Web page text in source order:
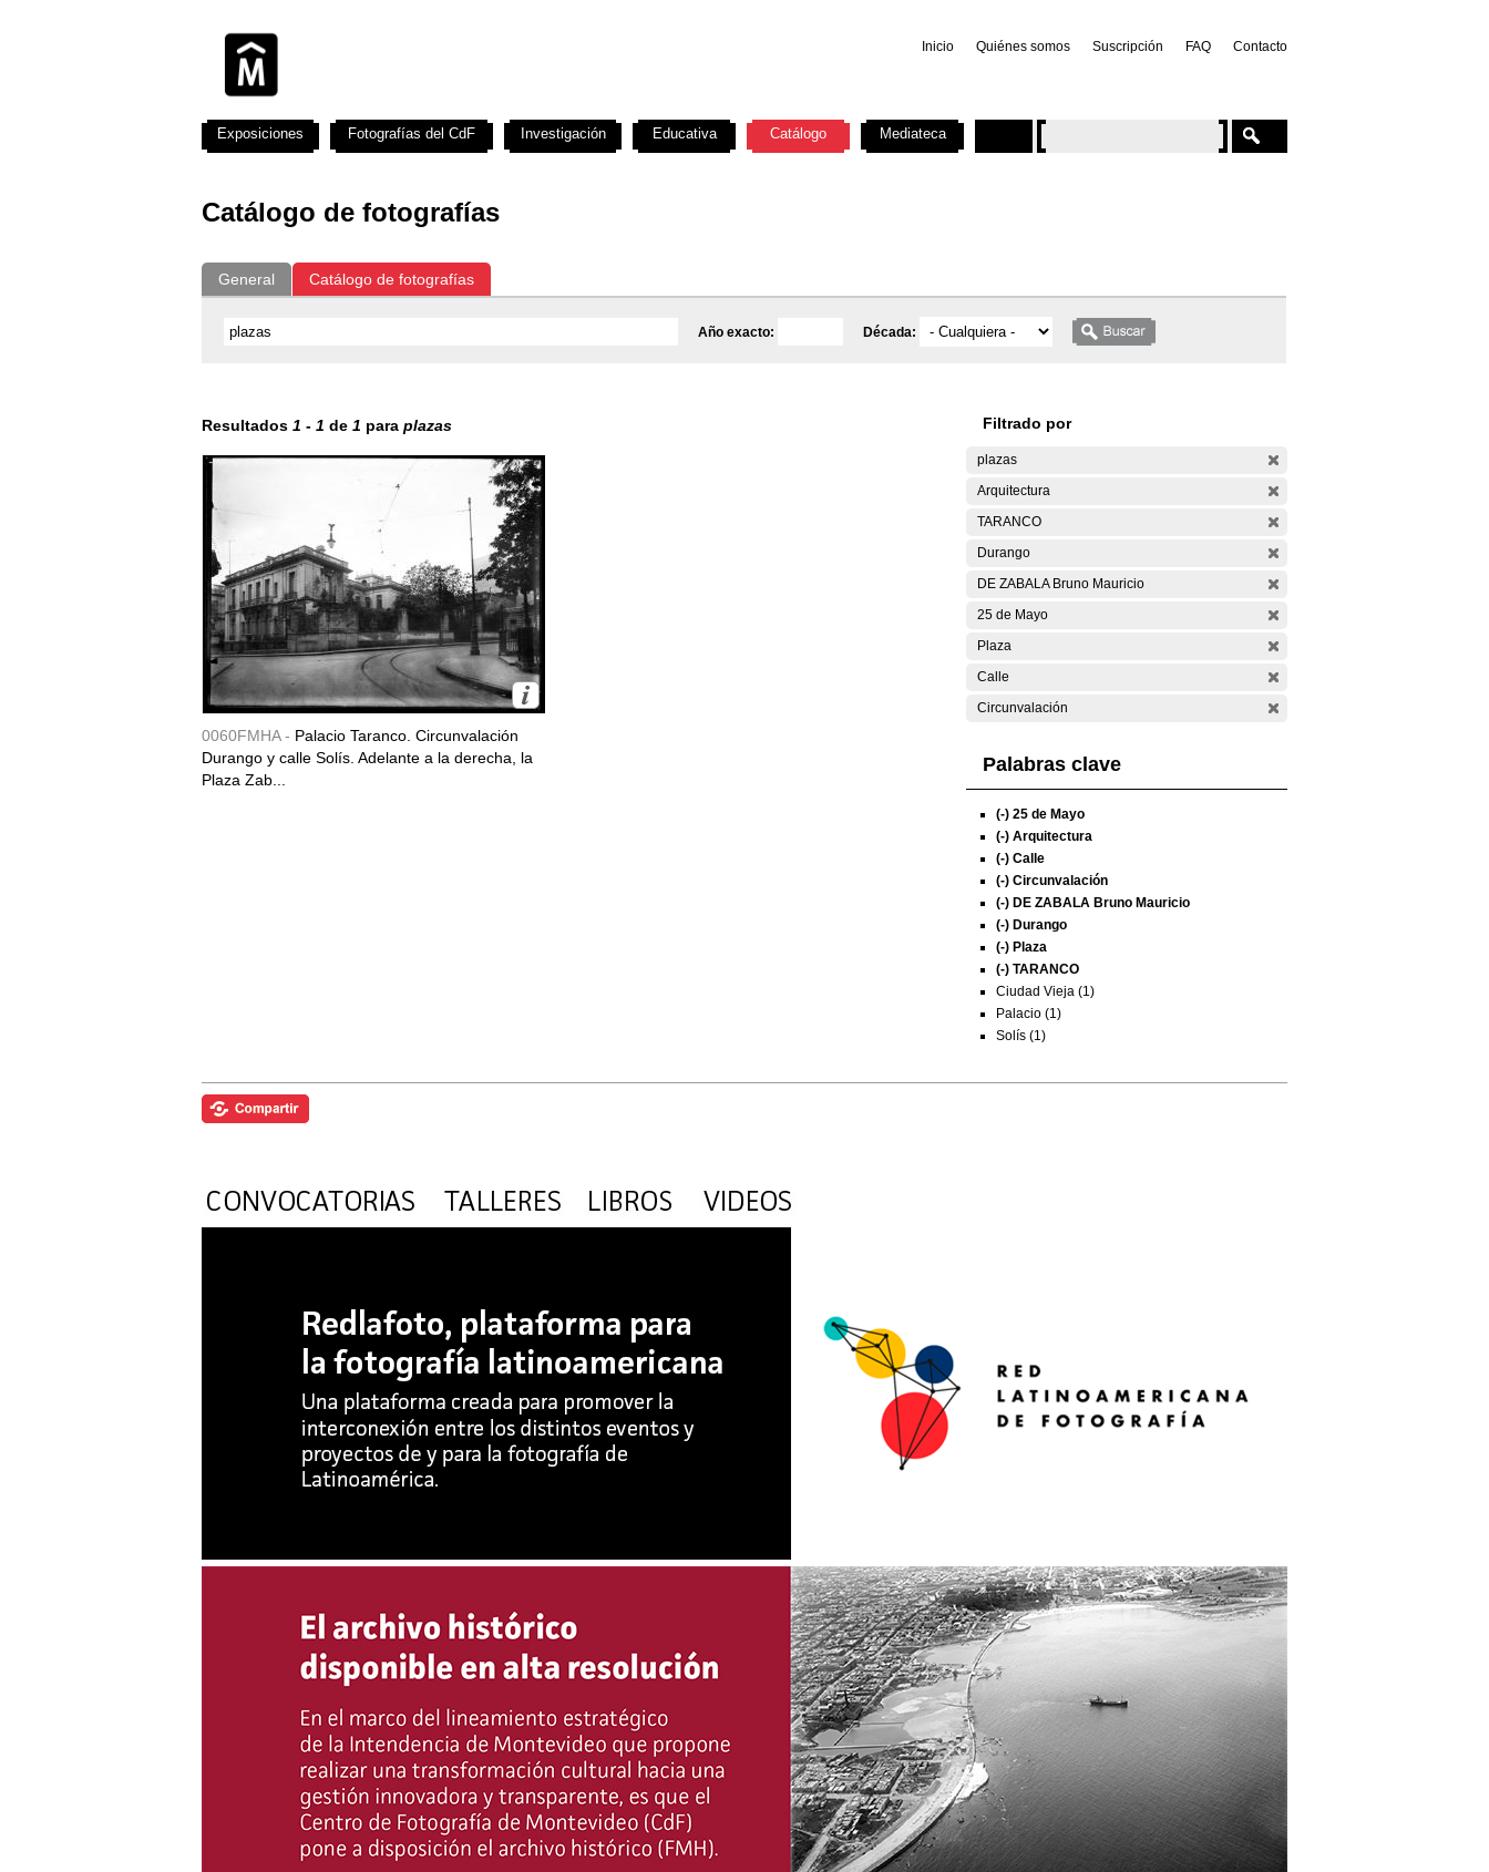
Inicio Quiénes somos Suscripción FAQ Contacto
Catálogo de fotografías
General Catálogo de fotografías
Año exacto: Década:
Resultados 1 - 1 de 1 para plazas
0060FMHA - Palacio Taranco. Circunvalación
Durango y calle Solís. Adelante a la derecha, la
Plaza Zab...
Filtrado por
plazas
Arquitectura
TARANCO
Durango
DE ZABALA Bruno Mauricio
25 de Mayo
Plaza
Calle
Circunvalación
Palabras clave
(-) 25 de Mayo
(-) Arquitectura
(-) Calle
(-) Circunvalación
(-) DE ZABALA Bruno Mauricio
(-) Durango
(-) Plaza
(-) TARANCO
Ciudad Vieja (1)
Palacio (1)
Solís (1)
Exposiciones Fotografías del CdF Investigación Educativa Catálogo Mediateca